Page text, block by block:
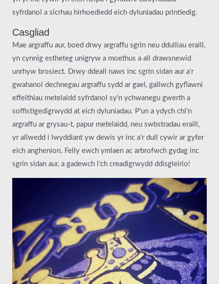
syfrdanol a sicrhau hirhoedledd eich dyluniadau printiedig.
Casgliad
Mae argraffu aur, boed drwy argraffu sgrin neu ddulliau eraill,
yn cynnig estheteg unigryw a moethus a all drawsnewid
unrhyw brosiect. Drwy ddeall naws inc sgrin sidan aur a'r
gwahanol dechnegau argraffu sydd ar gael, gallwch gyflawni
effeithiau metelaidd syfrdanol sy'n ychwanegu gwerth a
soffistigedigrwydd at eich dyluniadau. P'un a ydych chi'n
argraffu ar grysau-t, papur metelaidd, neu swbstradau eraill,
yr allwedd i lwyddiant yw dewis yr inc a'r dull cywir ar gyfer
eich anghenion. Felly ewch ymlaen ac arbrofwch gydag inc
sgrin sidan aur, a gadewch i'ch creadigrwydd ddisgleirio!